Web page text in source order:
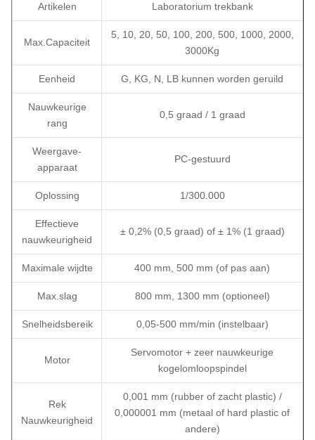
Artikelen Laboratorium trekbank
Max.Capaciteit
5, 10, 20, 50, 100, 200, 500, 1000, 2000,
3000Kg
Eenheid G, KG, N, LB kunnen worden geruild
Nauwkeurige
rang
0,5 graad / 1 graad
Weergave-
apparaat
PC-gestuurd
Oplossing 1/300.000
Effectieve
nauwkeurigheid
± 0,2% (0,5 graad) of ± 1% (1 graad)
Maximale wijdte 400 mm, 500 mm (of pas aan)
Max.slag 800 mm, 1300 mm (optioneel)
Snelheidsbereik 0,05-500 mm/min (instelbaar)
Motor
Servomotor + zeer nauwkeurige
kogelomloopspindel
Rek
Nauwkeurigheid
0,001 mm (rubber of zacht plastic) /
0,000001 mm (metaal of hard plastic of
andere)